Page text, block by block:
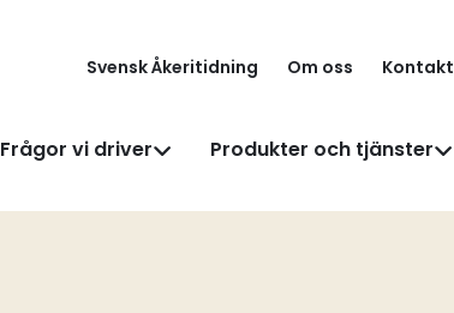
Svensk Åkeritidning Om oss Kontakt
Frågor vi driver Produkter och tjänster